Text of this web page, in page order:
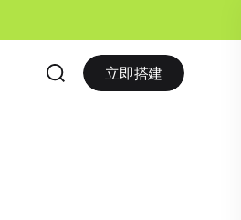
立即搭建